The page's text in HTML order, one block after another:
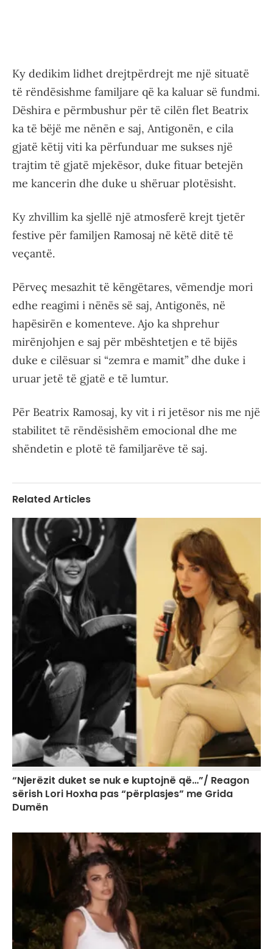
Ky dedikim lidhet drejtpërdrejt me një situatë
të rëndësishme familjare që ka kaluar së fundmi.
Dëshira e përmbushur për të cilën flet Beatrix
ka të bëjë me nënën e saj, Antigonën, e cila
gjatë këtij viti ka përfunduar me sukses një
trajtim të gjatë mjekësor, duke fituar betejën
me kancerin dhe duke u shëruar plotësisht.
Ky zhvillim ka sjellë një atmosferë krejt tjetër
festive për familjen Ramosaj në këtë ditë të
veçantë.
Përveç mesazhit të këngëtares, vëmendje mori
edhe reagimi i nënës së saj, Antigonës, në
hapësirën e komenteve. Ajo ka shprehur
mirënjohjen e saj për mbështetjen e të bijës
duke e cilësuar si “zemra e mamit” dhe duke i
uruar jetë të gjatë e të lumtur.
Për Beatrix Ramosaj, ky vit i ri jetësor nis me një
stabilitet të rëndësishëm emocional dhe me
shëndetin e plotë të familjarëve të saj.
Related Articles
“Njerëzit duket se nuk e kuptojnë që…”/ Reagon
sërish Lori Hoxha pas “përplasjes” me Grida
Dumën